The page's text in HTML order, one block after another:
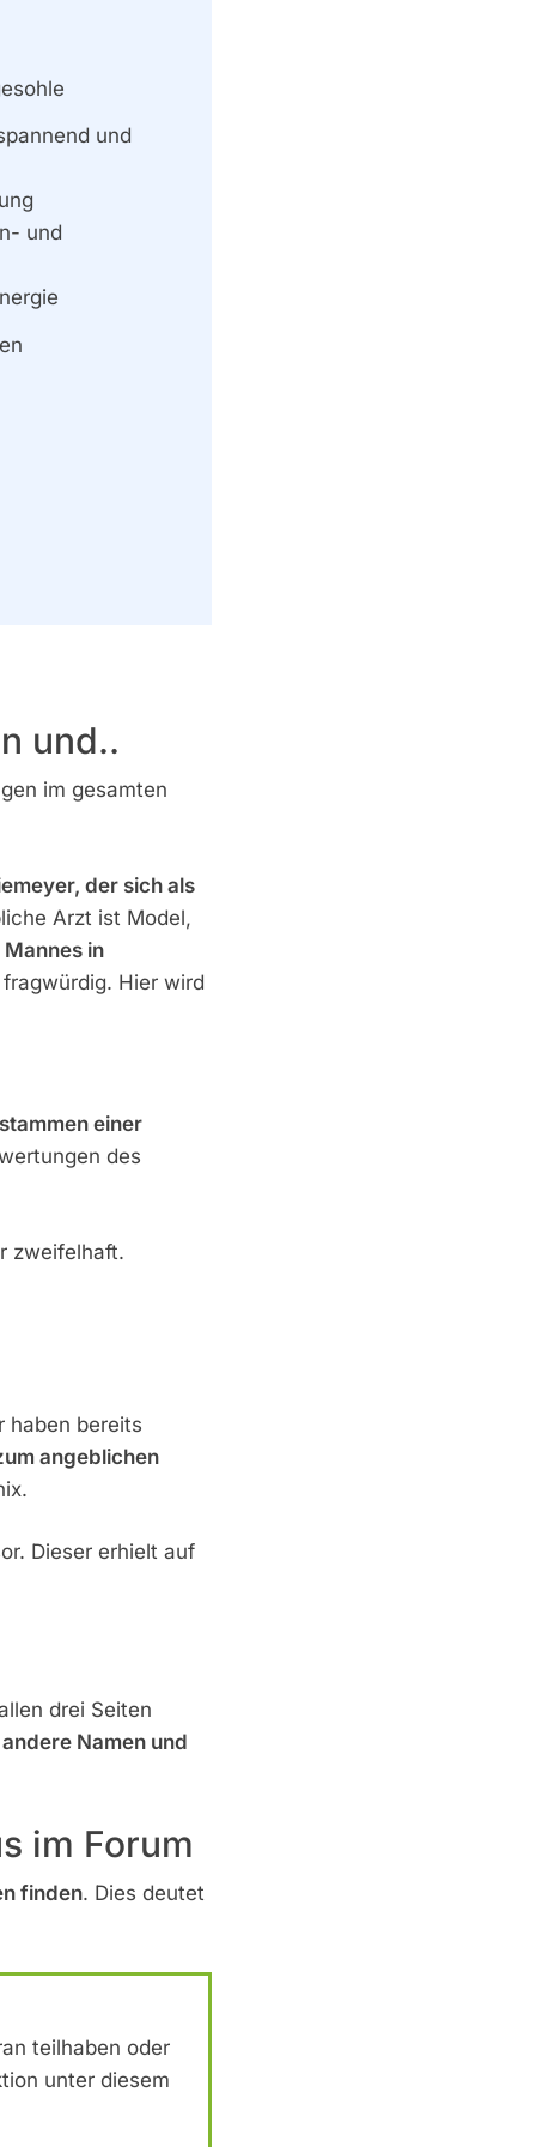
und
und
und..
im gesamten
der sich als
Arzt ist Model,
in
Hier wird
einer
des
zweifelhaft.
haben bereits
angeblichen
Dieser erhielt auf
drei Seiten
Namen und
im Forum
finden. Dies deutet
teilhaben oder
unter diesem